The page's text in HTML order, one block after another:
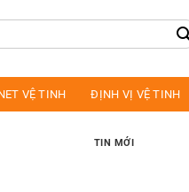
VỆ TINH ĐỊNH VỊ VỆ TINH
TIN MỚI